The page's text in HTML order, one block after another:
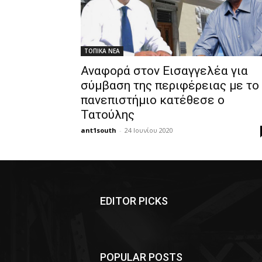
ΤΟΠΙΚΑ ΝΕΑ
Αναφορά στον Εισαγγελέα για
σύμβαση της περιφέρειας με το
πανεπιστήμιο κατέθεσε ο
Τατούλης
ant1south - 24 Ιουνίου 2020
EDITOR PICKS
POPULAR POSTS